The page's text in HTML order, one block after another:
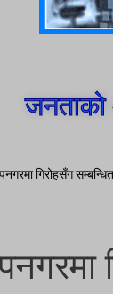
जनताको
गिरोहसँग